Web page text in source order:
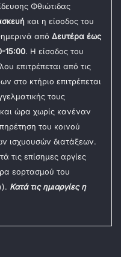
Φθιώτιδας
και η είσοδος του
από Δευτέρα έως
15:00. Η είσοδος του
επιτρέπεται από τις
στο κτήριο επιτρέπεται
τους
ώρα χωρίς κανέναν
του κοινού
ισχυουσών διατάξεων.
τις επίσημες αργίες
εορτασμού του
Κατά τις ημιαργίες η